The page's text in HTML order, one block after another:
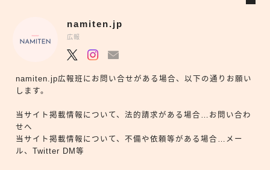
namiten.jp
広報
namiten.jp広報班にお問い合せがある場合、以下の通りお願い
します。
当サイト掲載情報について、法的請求がある場合…お問い合わ
せへ
当サイト掲載情報について、不備や依頼等がある場合…メー
ル、Twitter DM等